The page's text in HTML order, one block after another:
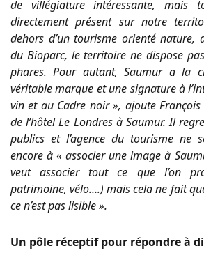
de villégiature intéressante, mais
directement présent sur notre
dehors d’un tourisme orienté nature,
du Bioparc, le territoire ne dispose
phares. Pour autant, Saumur a la
véritable marque et une signature à
vin et au Cadre noir», ajoute
de l’hôtel Le Londres à Saumur. Il
publics et l’agence du tourisme ne
encore à« associer une image à
veut associer tout ce que l’on
patrimoine, vélo….) mais cela ne fait
ce n’est pas lisible ».
Un pôle réceptif pour répondre à